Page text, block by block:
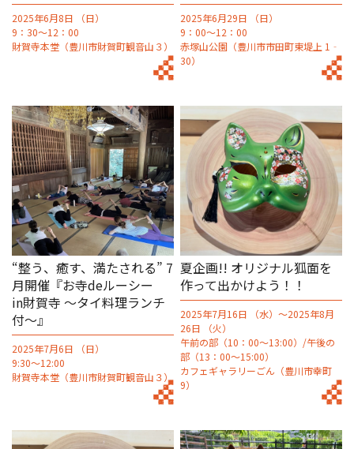
2025年6月8日 （日）
9：30～12：00
財賀寺本堂（豊川市財賀町観音山３）
2025年6月29日 （日）
9：00～12：00
赤塚山公園（豊川市市田町東堤上 1‐
30）
“整う、癒す、満たされる” 7
月開催『お寺deルーシー
in財賀寺 〜タイ料理ランチ
付～』
2025年7月6日 （日）
9:30〜12:00
財賀寺本堂（豊川市財賀町観音山３）
夏企画!! オリジナル狐面を
作って出かけよう！！
2025年7月16日 （水）～2025年8月
26日 （火）
午前の部（10：00～13:00）/午後の
部（13：00～15:00）
カフェギャラリーごん（豊川市幸町
9）